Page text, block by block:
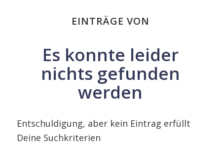
EINTRÄGE VON
Es konnte leider
nichts gefunden
werden
Entschuldigung, aber kein Eintrag erfüllt
Deine Suchkriterien